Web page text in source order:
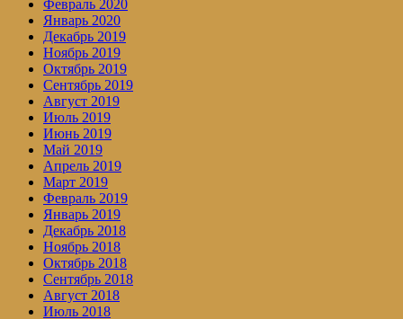
Февраль 2020
Январь 2020
Декабрь 2019
Ноябрь 2019
Октябрь 2019
Сентябрь 2019
Август 2019
Июль 2019
Июнь 2019
Май 2019
Апрель 2019
Март 2019
Февраль 2019
Январь 2019
Декабрь 2018
Ноябрь 2018
Октябрь 2018
Сентябрь 2018
Август 2018
Июль 2018